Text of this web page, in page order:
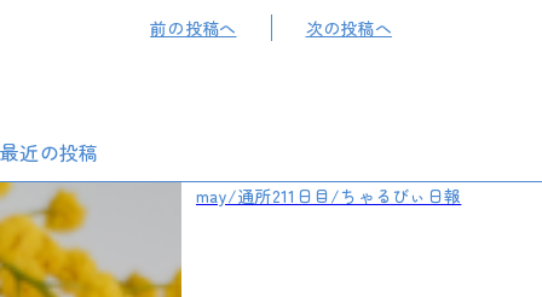
前の投稿へ 次の投稿へ
最近の投稿
may/通所211日目/ちゃるびぃ日報